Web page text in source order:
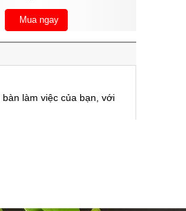
Mua ngay
làm việc của bạn, với